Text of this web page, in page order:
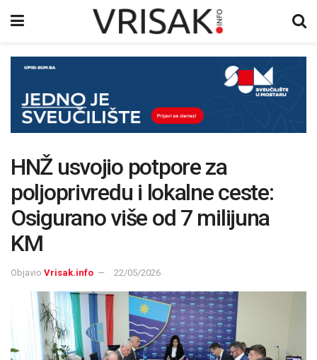
HNŽ usvojio potpore za
poljoprivredu i lokalne ceste:
Osigurano više od 7 milijuna
KM
Objavio Vrisak.info 22/05/2026